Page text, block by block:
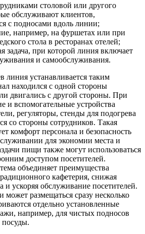
столовой или другого
обслуживают клиентов,
с подносами вдоль линии;
например, на фуршетах или при
стола в ресторанах отелей;
задача, при которой линия включает
и самообслуживания.
линия устанавливается таким
находился с одной стороны
двигались с другой стороны. При
и вспомогательные устройства
регуляторы, стенды для подогрева
со стороны сотрудников. Такая
комфорт персонала и безопасность
для экономии места и
пищи также могут использоваться
доступом посетителей.
объединяет преимущества
кафетерия, снижая
и ускоряя обслуживание посетителей.
размещаться сразу несколько
отдельно установленные
например, для чистых подносов
посуды.